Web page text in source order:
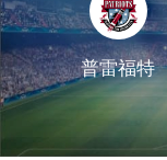
普雷福特